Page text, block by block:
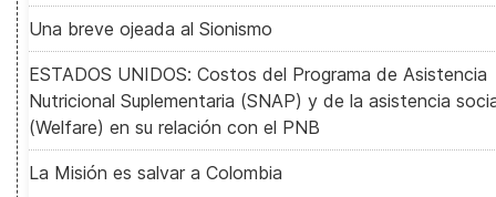
Una breve ojeada al Sionismo
ESTADOS UNIDOS: Costos del Programa de Asistencia
Nutricional Suplementaria (SNAP) y de la asistencia
(Welfare) en su relación con el PNB
La Misión es salvar a Colombia